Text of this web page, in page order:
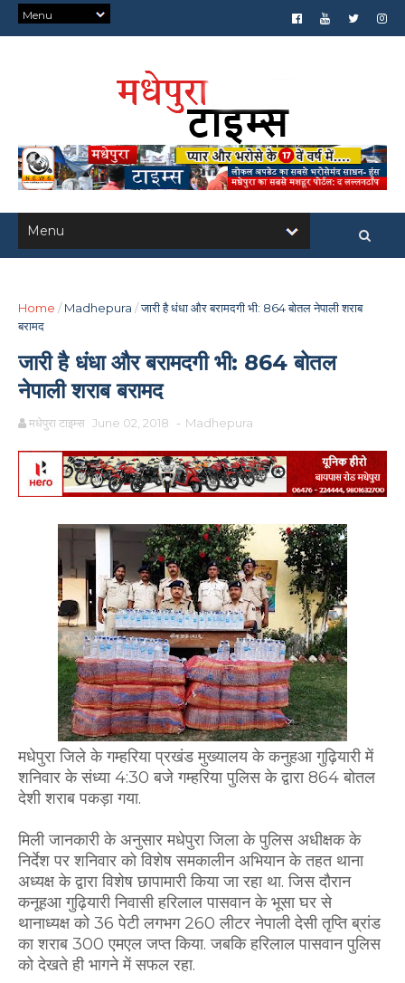
Home / Madhepura /जारी है धंधा और बरामदगी भी: 864 बोतल नेपाली शराब
बरामद
जारी है धंधा और बरामदगी भी: 864 बोतल
नेपाली शराब बरामद
मधेपुरा टाइम्स June 02, 2018 - Madhepura
मधेपुरा जिले के गम्हरिया प्रखंड मुख्यालय के कनुहआ गुढ़ियारी में
शनिवार के संध्या 4:30 बजे गम्हरिया पुलिस के द्वारा 864 बोतल
देशी शराब पकड़ा गया.
मिली जानकारी के अनुसार मधेपुरा जिला के पुलिस अधीक्षक के
निर्देश पर शनिवार को विशेष समकालीन अभियान के तहत थाना
अध्यक्ष के द्वारा विशेष छापामारी किया जा रहा था. जिस दौरान
कनूहआ गुढ़ियारी निवासी हरिलाल पासवान के भूसा घर से
थानाध्यक्ष को 36 पेटी लगभग 260 लीटर नेपाली देसी तृप्ति ब्रांड
का शराब 300 एमएल जप्त किया. जबकि हरिलाल पासवान पुलिस
को देखते ही भागने में सफल रहा.